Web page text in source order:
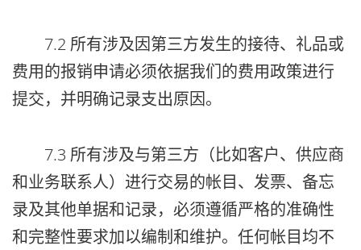
7.2 所有涉及因第三方发生的接待、礼品或
费用的报销申请必须依据我们的费用政策进行
提交，并明确记录支出原因。
7.3 所有涉及与第三方（比如客户、供应商
和业务联系人）进行交易的帐目、发票、备忘
录及其他单据和记录，必须遵循严格的准确性
和完整性要求加以编制和维护。任何帐目均不